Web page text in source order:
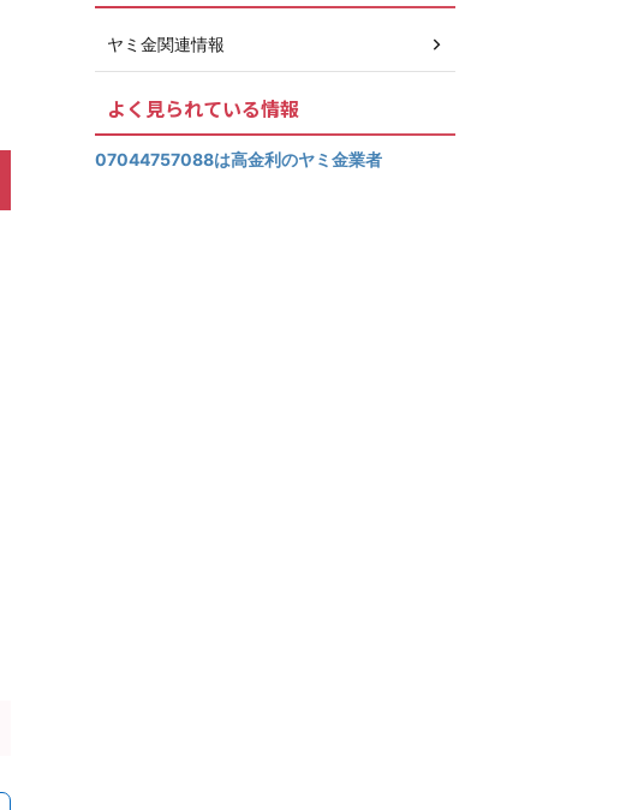
ヤミ金関連情報
よく見られている情報
07044757088は高金利のヤミ金業者